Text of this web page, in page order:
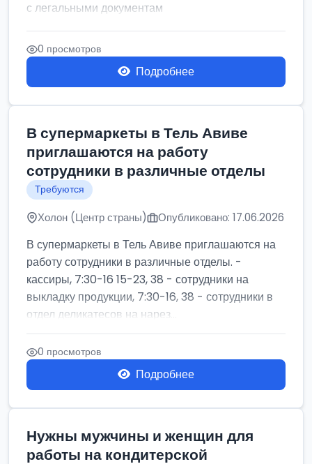
с легальными документам
0 просмотров
Подробнее
В супермаркеты в Тель Авиве
приглашаются на работу
сотрудники в различные отделы
Требуются
Холон (Центр страны) Опубликовано: 17.06.2026
В супермаркеты в Тель Авиве приглашаются на
работу сотрудники в различные отделы. -
кассиры, 7:30-16 15-23, 38 - сотрудники на
выкладку продукции, 7:30-16, 38 - сотрудники в
отдел деликатесов на нарез...
0 просмотров
Подробнее
Нужны мужчины и женщин для
работы на кондитерской